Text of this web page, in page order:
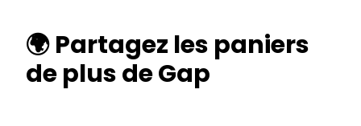
🌍 Partagez les paniers
de plus de Gap